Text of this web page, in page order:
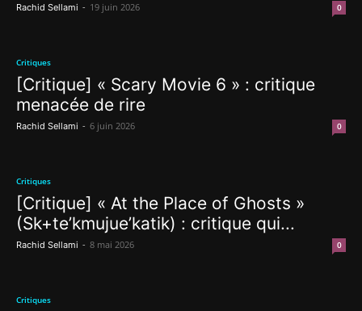
Rachid Sellami - 19 juin 2026 0
Critiques
[Critique] « Scary Movie 6 » : critique
menacée de rire
Rachid Sellami - 6 juin 2026 0
Critiques
[Critique] « At the Place of Ghosts »
(Sk+te’kmujue’katik) : critique qui...
Rachid Sellami - 8 mai 2026 0
Critiques